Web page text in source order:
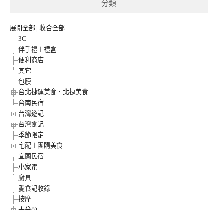
分類
展開全部 | 收合全部
3C
伴手禮︱禮盒
便利商店
其它
包膜
台北捷運美食．北捷美食
台南民宿
台灣遊記
台灣食記
季節限定
宅配︱團購美食
宜蘭民宿
小家電
廚具
愛食記收錄
按摩